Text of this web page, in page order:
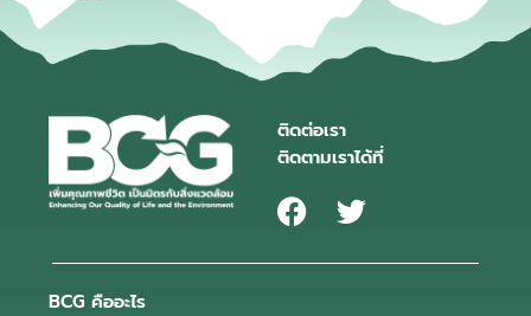
ติดต่อเรา
ติดตามเราได้ที่
BCG คืออะไร